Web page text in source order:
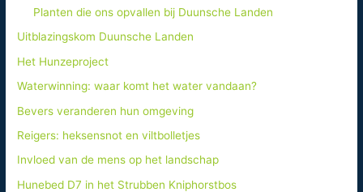
Planten die ons opvallen bij Duunsche Landen
Uitblazingskom Duunsche Landen
Het Hunzeproject
Waterwinning: waar komt het water vandaan?
Bevers veranderen hun omgeving
Reigers: heksensnot en viltbolletjes
Invloed van de mens op het landschap
Hunebed D7 in het Strubben Kniphorstbos